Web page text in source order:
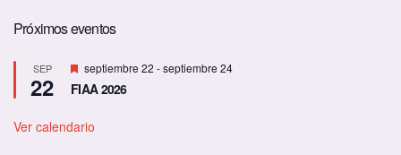
Próximos eventos
SEP
22
D
e
s
a
septiembre 22 -septiembre 24
FIAA 2026
Ver calendario